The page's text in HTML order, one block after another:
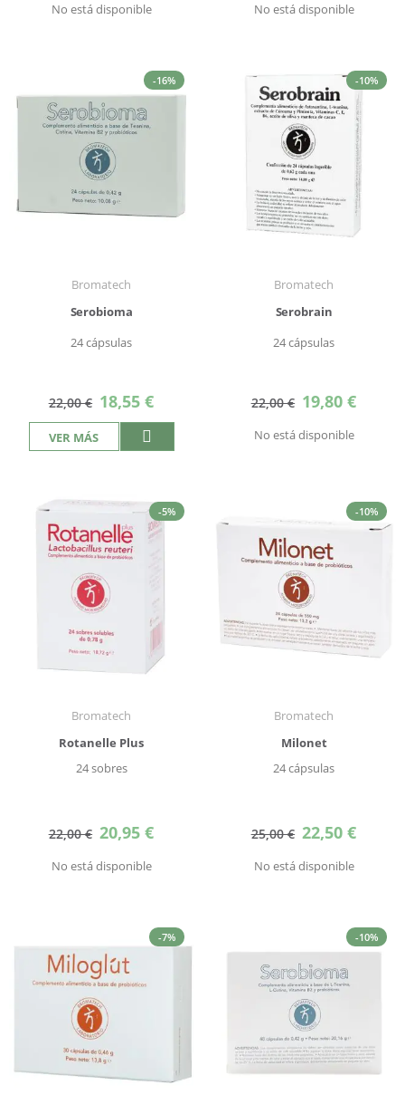
No está disponible No está disponible
-16%
Bromatech
Serobioma
24 cápsulas
22,00 € Precio
especial
18,55 €
VER MÁS
-10%
Bromatech
Serobrain
24 cápsulas
22,00 € Precio
especial
19,80 €
No está disponible
-5%
Bromatech
Rotanelle Plus
24 sobres
22,00 € Precio
especial
20,95 €
No está disponible
-10%
Bromatech
Milonet
24 cápsulas
25,00 € Precio
especial
22,50 €
No está disponible
-7% -10%